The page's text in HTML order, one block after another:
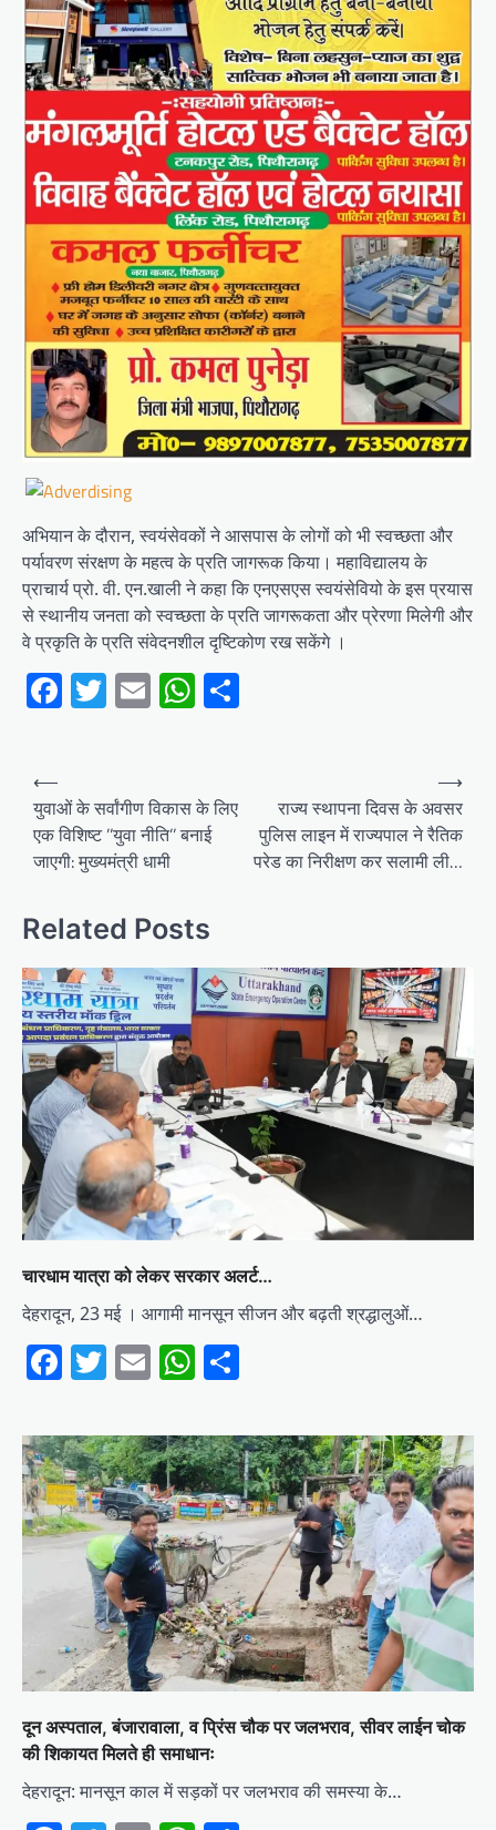
अभियान के दौरान, स्वयंसेवकों ने आसपास के लोगों को भी स्वच्छता और
पर्यावरण संरक्षण के महत्व के प्रति जागरूक किया। महाविद्यालय के
प्राचार्य प्रो. वी. एन.खाली ने कहा कि एनएसएस स्वयंसेवियो के इस प्रयास
से स्थानीय जनता को स्वच्छता के प्रति जागरूकता और प्रेरणा मिलेगी और
वे प्रकृति के प्रति संवेदनशील दृष्टिकोण रख सकेंगे ।
Facebook
Twitter
EmailWhatsApp
Post
navigation
⟵
युवाओं के सर्वांगीण विकास के लिए
एक विशिष्ट ’’युवा नीति’’ बनाई
जाएगी: मुख्यमंत्री धामी
राज्य स्थापना दिवस के अवसर
पुलिस लाइन में राज्यपाल ने रैतिक
परेड का निरीक्षण कर सलामी ली…
⟶
Related Posts
चारधाम यात्रा को लेकर सरकार अलर्ट…
देहरादून, 23 मई । आगामी मानसून सीजन और बढ़ती श्रद्धालुओं…
Facebook
Twitter
EmailWhatsApp
दून अस्पताल, बंजारावाला, व प्रिंस चौक पर जलभराव, सीवर लाईन चोक
की शिकायत मिलते ही समाधानः
देहरादून: मानसून काल में सड़कों पर जलभराव की समस्या के…